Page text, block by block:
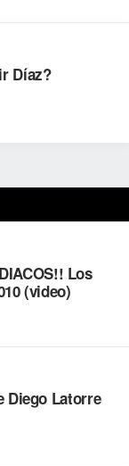
Díaz?
Los
(video)
Diego Latorre